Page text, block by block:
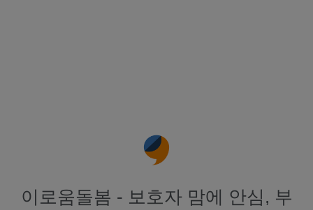
이로움돌봄 - 보호자 맘에 안심, 부